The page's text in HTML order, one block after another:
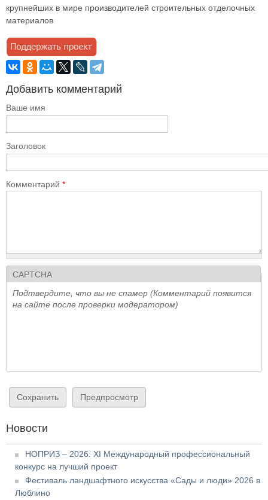
крупнейших в мире производителей строительных отделочных
материалов
Добавить комментарий
Ваше имя
Заголовок
Комментарий *
CAPTCHA
Подтвердите, что вы не спамер (Комментарий появится
на сайте после проверки модератором)
Новости
НОПРИЗ – 2026: XI Международный профессиональный
конкурс на лучший проект
Фестиваль ландшафтного искусства «Сады и люди» 2026 в
Люблино